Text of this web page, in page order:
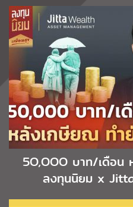
5O,OOO บาท/เดือน
ลงทุนนิยม x